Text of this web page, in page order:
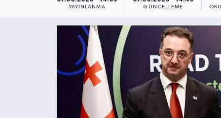
YAYINLANMA GÜNCELLEME
Bi̇li̇m & Teknoloji̇